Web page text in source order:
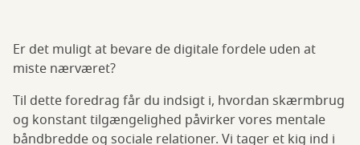
Er det muligt at bevare de digitale fordele uden at
miste nærværet?
Til dette foredrag får du indsigt i, hvordan skærmbrug
og konstant tilgængelighed påvirker vores mentale
båndbredde og sociale relationer. Vi tager et kig ind i